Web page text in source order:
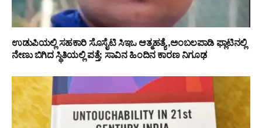
ಉಡುಪಿಯಲ್ಲಿ ಸಹಕಾರಿ ಸೊಸೈಟಿ ಸಿಇಒ ಆತ್ಮಹತ್ಯೆ ,ಅಂಬಲಪಾಡಿ ಫ್ಲಾಟಿನಲ್ಲಿ
ನೇಣು ಬಿಗಿದ ಸ್ಥಿತಿಯಲ್ಲಿ ಪತ್ತೆ; ಸಾವಿನ ಹಿಂದಿನ ಕಾರಣ ನಿಗೂಢ